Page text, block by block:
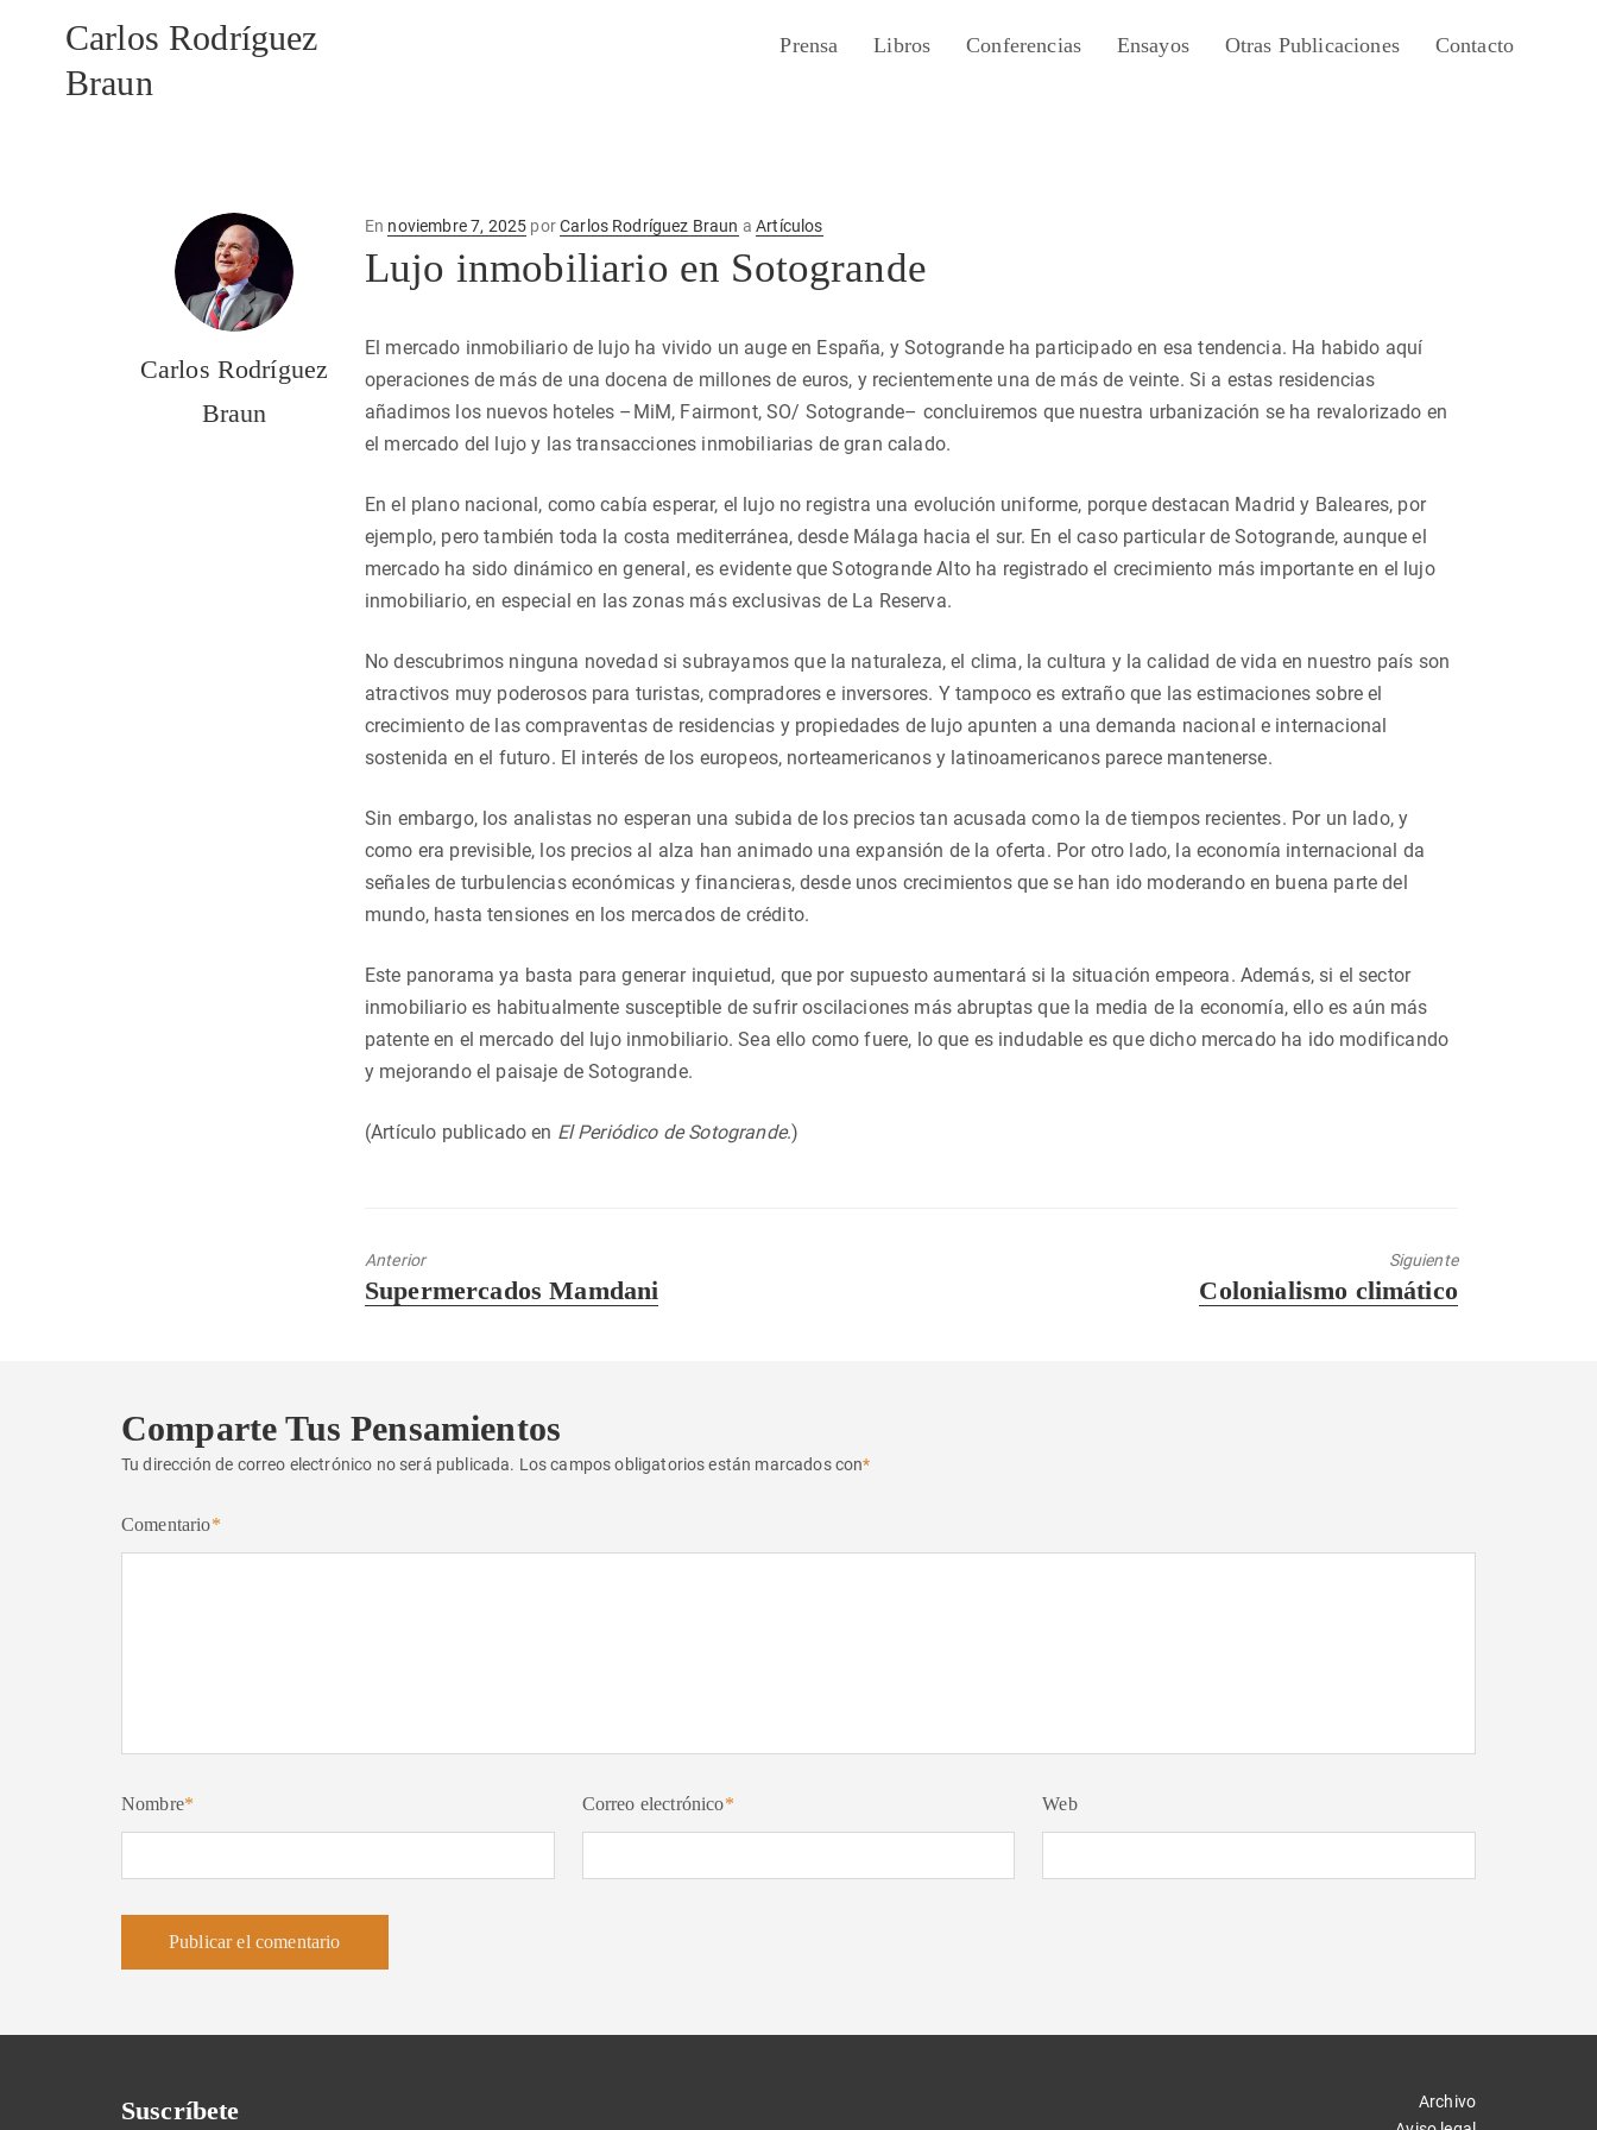
Carlos Rodríguez
Braun
Prensa Libros Conferencias Ensayos Otras Publicaciones Contacto
Carlos Rodríguez
Braun
En Publicado
noviembre 7, 2025 porCarlos Rodríguez Braun aArtículos
Lujo inmobiliario en Sotogrande
El mercado inmobiliario de lujo ha vivido un auge en España, y Sotogrande ha participado en esa tendencia. Ha habido aquí
operaciones de más de una docena de millones de euros, y recientemente una de más de veinte. Si a estas residencias
añadimos los nuevos hoteles –MiM, Fairmont, SO/ Sotogrande– concluiremos que nuestra urbanización se ha revalorizado en
el mercado del lujo y las transacciones inmobiliarias de gran calado.
En el plano nacional, como cabía esperar, el lujo no registra una evolución uniforme, porque destacan Madrid y Baleares, por
ejemplo, pero también toda la costa mediterránea, desde Málaga hacia el sur. En el caso particular de Sotogrande, aunque el
mercado ha sido dinámico en general, es evidente que Sotogrande Alto ha registrado el crecimiento más importante en el lujo
inmobiliario, en especial en las zonas más exclusivas de La Reserva.
No descubrimos ninguna novedad si subrayamos que la naturaleza, el clima, la cultura y la calidad de vida en nuestro país son
atractivos muy poderosos para turistas, compradores e inversores. Y tampoco es extraño que las estimaciones sobre el
crecimiento de las compraventas de residencias y propiedades de lujo apunten a una demanda nacional e internacional
sostenida en el futuro. El interés de los europeos, norteamericanos y latinoamericanos parece mantenerse.
Sin embargo, los analistas no esperan una subida de los precios tan acusada como la de tiempos recientes. Por un lado, y
como era previsible, los precios al alza han animado una expansión de la oferta. Por otro lado, la economía internacional da
señales de turbulencias económicas y financieras, desde unos crecimientos que se han ido moderando en buena parte del
mundo, hasta tensiones en los mercados de crédito.
Este panorama ya basta para generar inquietud, que por supuesto aumentará si la situación empeora. Además, si el sector
inmobiliario es habitualmente susceptible de sufrir oscilaciones más abruptas que la media de la economía, ello es aún más
patente en el mercado del lujo inmobiliario. Sea ello como fuere, lo que es indudable es que dicho mercado ha ido modificando
y mejorando el paisaje de Sotogrande.
(Artículo publicado en El Periódico de Sotogrande.)
Anterior
Entrada
Supermercados Mamdani
Siguiente
Entrada
Colonialismo climático
Comparte Tus Pensamientos
Tu dirección de correo electrónico no será publicada. Los campos obligatorios están marcados con*
Comentario*
Nombre* Correo electrónico* Web
Suscríbete
Archivo